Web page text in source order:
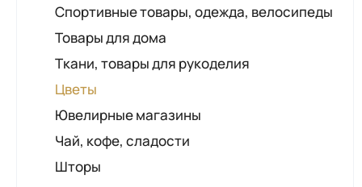
Спортивные товары, одежда, велосипеды
Товары для дома
Ткани, товары для рукоделия
Цветы
Ювелирные магазины
Чай, кофе, сладости
Шторы